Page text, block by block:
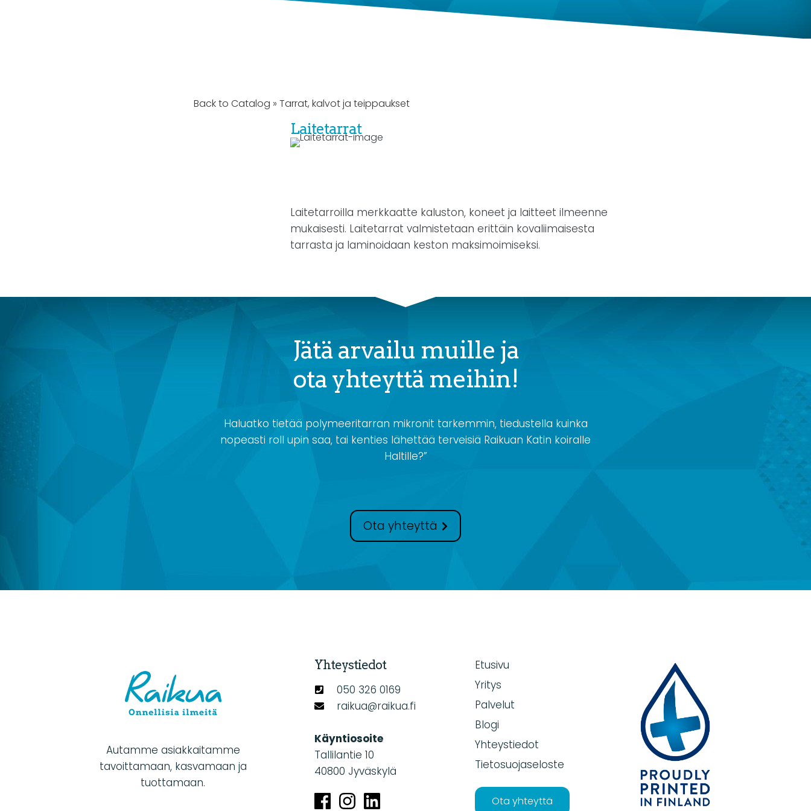
Back to Catalog Tarrat, kalvot ja teippaukset
Laitetarrat
Laitetarroilla merkkaatte kaluston, koneet ja laitteet ilmeenne
mukaisesti. Laitetarrat valmistetaan erittäin kovaliimaisesta
tarrasta ja laminoidaan keston maksimoimiseksi.
Jätä arvailu muille ja
ota yhteyttä meihin!
Haluatko tietää polymeeritarran mikronit tarkemmin, tiedustella kuinka
nopeasti roll upin saa, tai kenties lähettää terveisiä Raikuan Katin koiralle
Haltille?”
Ota yhteyttä
Autamme asiakkaitamme
tavoittamaan, kasvamaan ja
tuottamaan.
Yhteystiedot
050 326 0169
raikua@raikua.fi
Käyntiosoite
Tallilantie 10
40800 Jyväskylä
Etusivu
Yritys
Palvelut
Blogi
Yhteystiedot
Tietosuojaseloste
Ota yhteyttä